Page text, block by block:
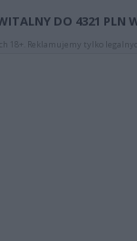
DO 4321 PLN
18+. Reklamujemy tylko